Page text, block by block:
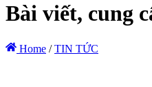
Bài viết, cung
Home / TIN TỨC